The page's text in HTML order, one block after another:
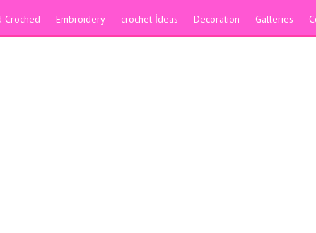
Croched Embroidery crochet İdeas Decoration Galleries